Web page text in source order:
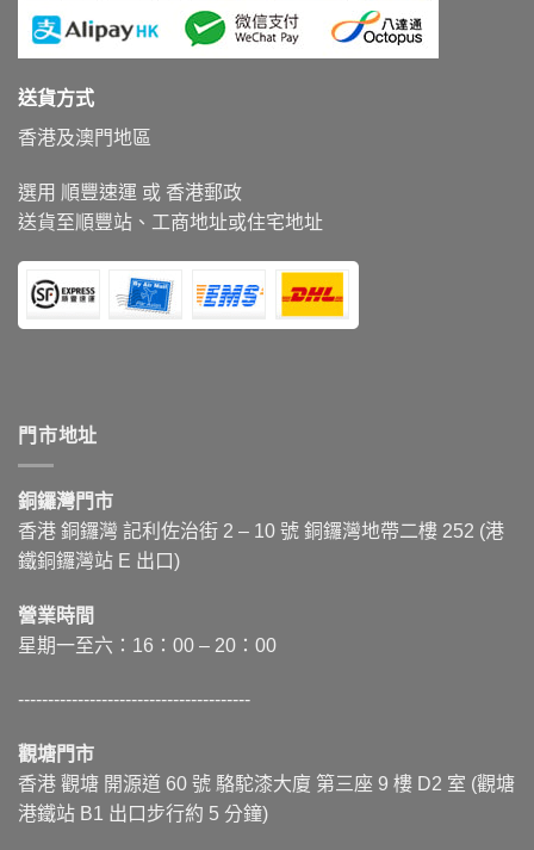
送貨方式
香港及澳門地區
選用 順豐速運 或 香港郵政
送貨至順豐站、工商地址或住宅地址
門市地址
銅鑼灣門市
香港 銅鑼灣 記利佐治街 2 – 10 號 銅鑼灣地帶二樓 252 (港
鐵銅鑼灣站 E 出口)
營業時間
星期一至六：16：00 – 20：00
---------------------------------------
觀塘門市
香港 觀塘 開源道 60 號 駱駝漆大廈 第三座 9 樓 D2 室 (觀塘
港鐵站 B1 出口步行約 5 分鐘)